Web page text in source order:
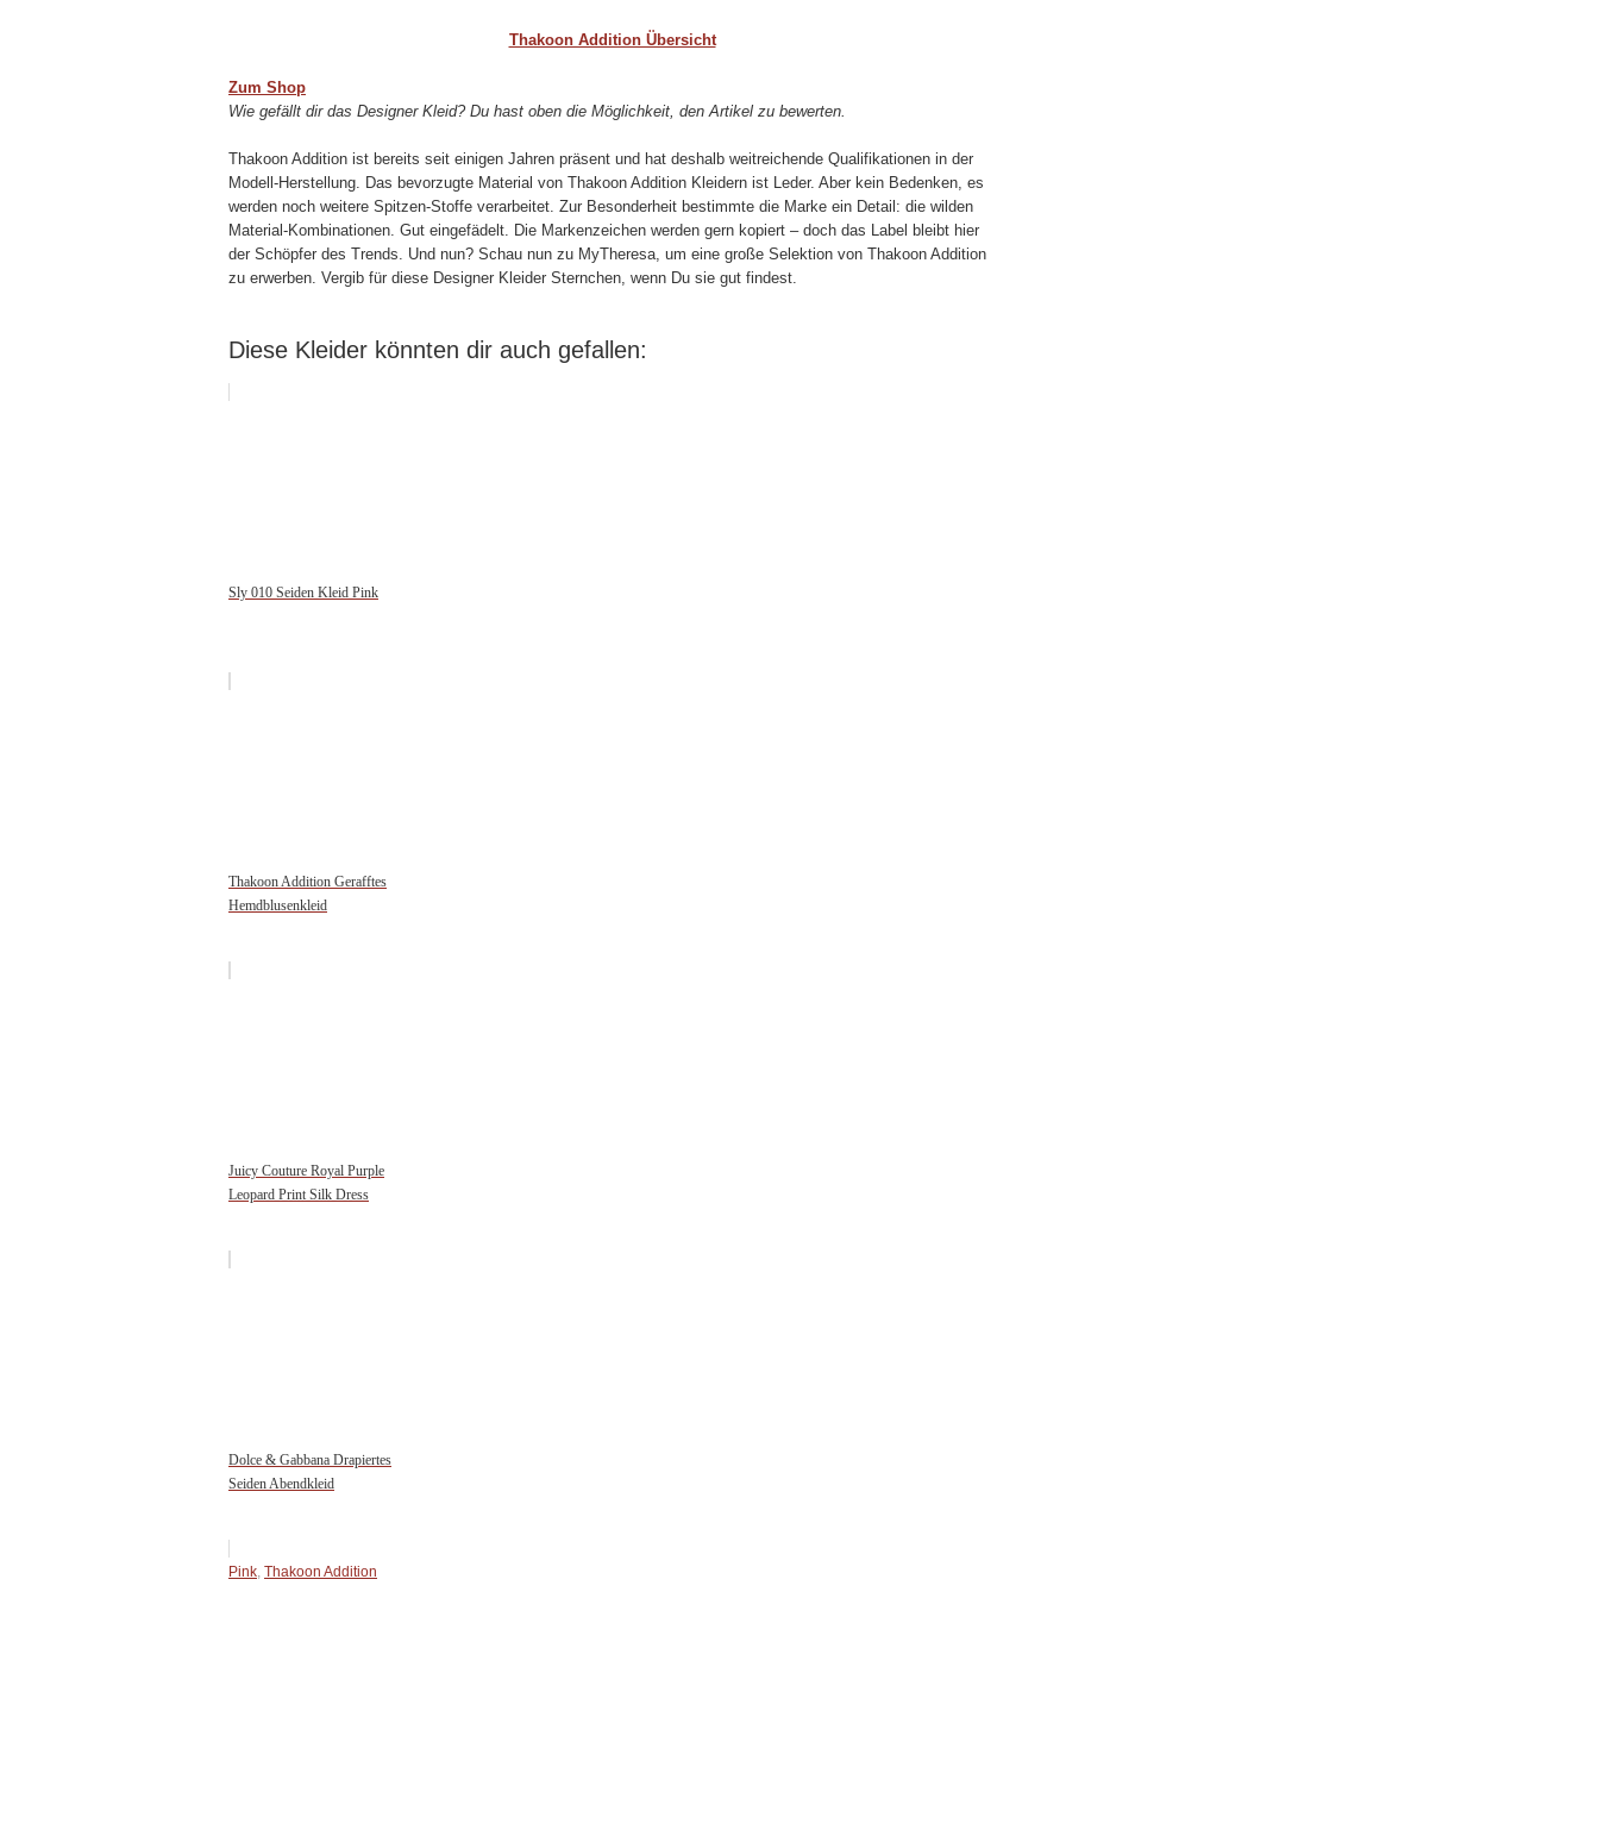
Thakoon Addition Übersicht
Zum Shop
Wie gefällt dir das Designer Kleid? Du hast oben die Möglichkeit, den Artikel zu bewerten.
Thakoon Addition ist bereits seit einigen Jahren präsent und hat deshalb weitreichende Qualifikationen in der
Modell-Herstellung. Das bevorzugte Material von Thakoon Addition Kleidern ist Leder. Aber kein Bedenken, es
werden noch weitere Spitzen-Stoffe verarbeitet. Zur Besonderheit bestimmte die Marke ein Detail: die wilden
Material-Kombinationen. Gut eingefädelt. Die Markenzeichen werden gern kopiert – doch das Label bleibt hier
der Schöpfer des Trends. Und nun? Schau nun zu MyTheresa, um eine große Selektion von Thakoon Addition
zu erwerben. Vergib für diese Designer Kleider Sternchen, wenn Du sie gut findest.
Diese Kleider könnten dir auch gefallen:
Sly 010 Seiden Kleid Pink
Thakoon Addition Gerafftes
Hemdblusenkleid
Juicy Couture Royal Purple
Leopard Print Silk Dress
Dolce & Gabbana Drapiertes
Seiden Abendkleid
Pink, Thakoon Addition